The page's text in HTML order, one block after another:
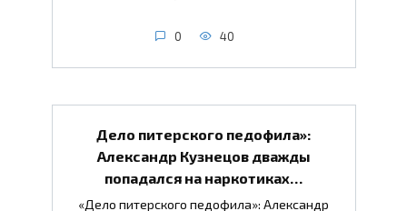
0 40
Дело питерского педофила»:
Александр Кузнецов дважды
попадался на наркотиках…
«Дело питерского педофила»: Александр